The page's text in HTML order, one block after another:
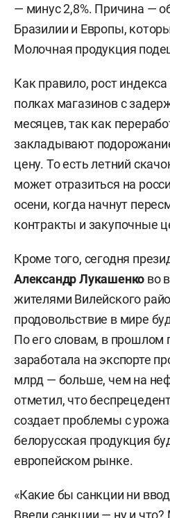
— минус 2,8%. Причина —
Бразилии и Европы,
Молочная продукция
Как правило, рост
полках магазинов с
месяцев, так как
закладывают
цену. То есть летний
может отразиться на
осени, когда начнут
контракты и закупочные
Кроме того, сегодня
Александр Лукашенко во
жителями Вилейского
продовольствие в мире
По его словам, в прошлом
заработала на экспорте
млрд — больше, чем на
отметил, что
создает проблемы с
белорусская продукция
европейском рынке.
«Какие бы санкции ни
Ввели санкции — ну и